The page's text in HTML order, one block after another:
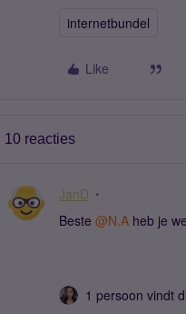
internetbundel
Like
10 reacties
JanD
Beste ​ @N.A heb je
1 persoon vindt